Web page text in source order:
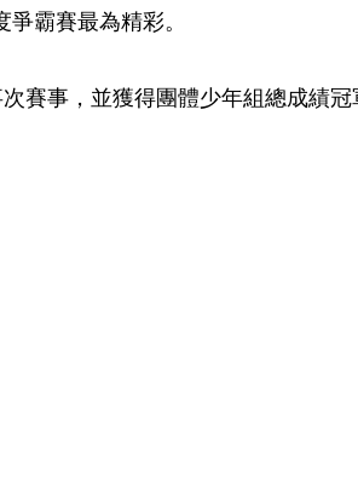
霸賽最為精彩。
賽事，並獲得團體少年組總成績